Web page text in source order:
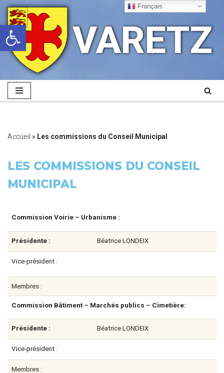
Ouvrir la barre d’outils
Aller
au
contenu
VARETZ
Accueil » Les commissions du Conseil Municipal
LES COMMISSIONS DU CONSEIL
MUNICIPAL
Commission Voirie – Urbanisme :
Présidente : Béatrice LONDEIX
Vice-président :
Membres :
Commission Bâtiment – Marchés publics – Cimetière:
Présidente : Béatrice LONDEIX
Vice-président :
Membres :
Français